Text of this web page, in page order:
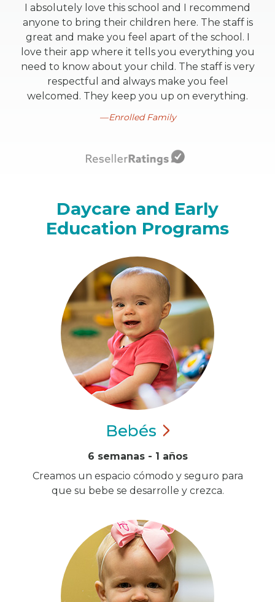
I absolutely love this school and I recommend
anyone to bring their children here. The staff is
great and make you feel apart of the school. I
love their app where it tells you everything you
need to know about your child. The staff is very
respectful and always make you feel
welcomed. They keep you up on everything.
Enrolled Family
Daycare and Early
Education Programs
Bebés
6 semanas - 1 años
Creamos un espacio cómodo y seguro para
que su bebe se desarrolle y crezca.